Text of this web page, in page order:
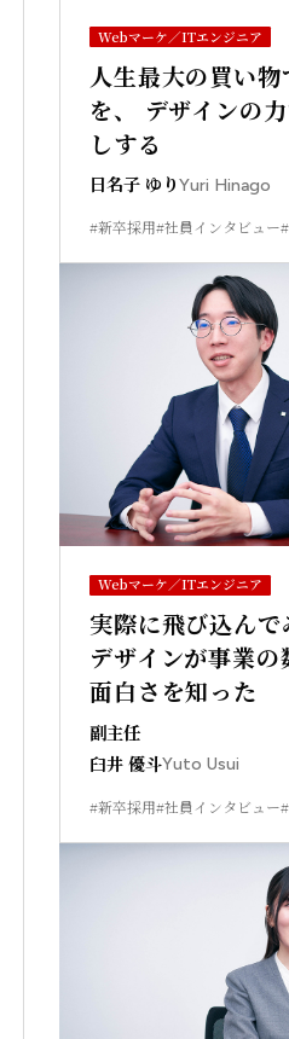
Webマーケ／ITエンジニア
人生最大の買い
を、 デザインの
しする
日名子 ゆりYuri Hinago
#新卒採用#社員インタビュー
Webマーケ／ITエンジニア
実際に飛び込んで
デザインが事業
面白さを知った
副主任
臼井 優斗Yuto Usui
#新卒採用#社員インタビュー